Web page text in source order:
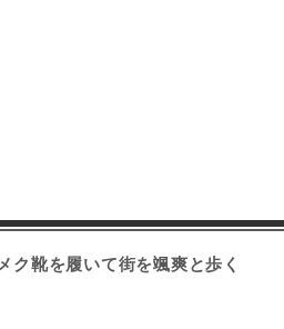
靴を履いて街を颯爽と歩く